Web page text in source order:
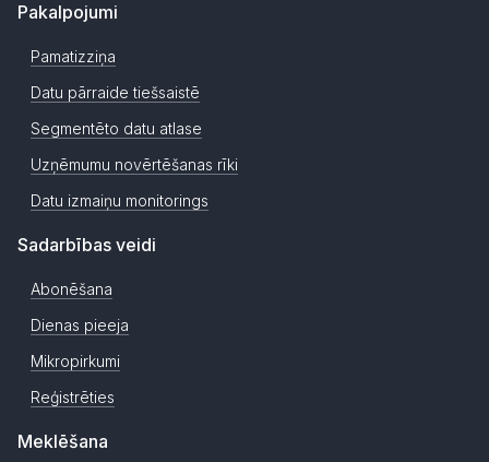
Pakalpojumi
Pamatizziņa
Datu pārraide tiešsaistē
Segmentēto datu atlase
Uzņēmumu novērtēšanas rīki
Datu izmaiņu monitorings
Sadarbības veidi
Abonēšana
Dienas pieeja
Mikropirkumi
Reģistrēties
Meklēšana